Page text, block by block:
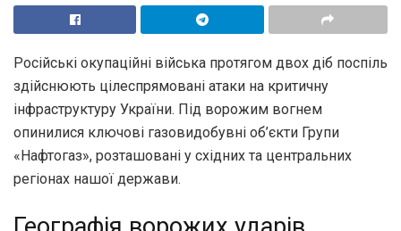
Російські окупаційні війська протягом двох діб поспіль
здійснюють цілеспрямовані атаки на критичну
інфраструктуру України. Під ворожим вогнем
опинилися ключові газовидобувні об’єкти Групи
«Нафтогаз», розташовані у східних та центральних
регіонах нашої держави.